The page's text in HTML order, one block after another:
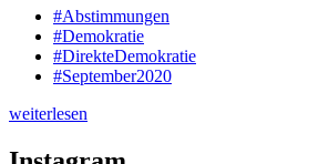
#Abstimmungen
#Demokratie
#DirekteDemokratie
#September2020
weiterlesen